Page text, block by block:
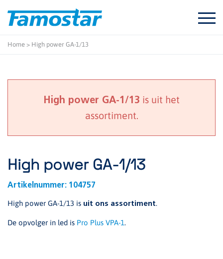
content
Home > High power GA-1/13
High power GA-1/13 is uit het
assortiment.
High power GA-1/13
Artikelnummer: 104757
High power GA-1/13 is uit ons assortiment.
De opvolger in led is Pro Plus VPA-1.